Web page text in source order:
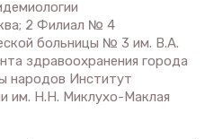
2 Филиал № 4
больницы № 3 им. В.А.
здравоохранения города
народов Институт
им. Н.Н. Миклухо-Маклая